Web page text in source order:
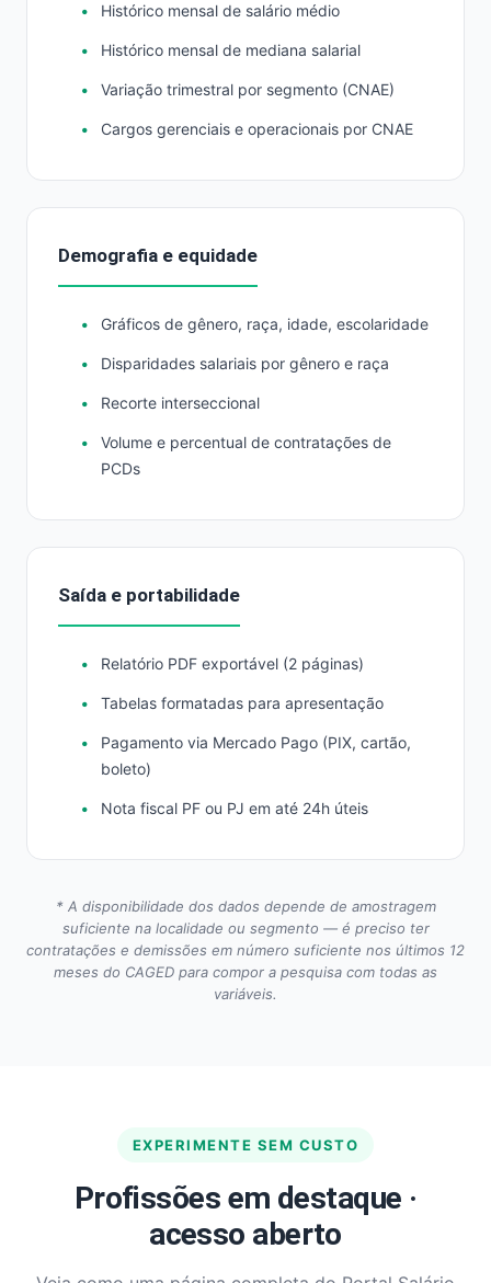
Histórico mensal de salário médio
Histórico mensal de mediana salarial
Variação trimestral por segmento (CNAE)
Cargos gerenciais e operacionais por CNAE
Demografia e equidade
Gráficos de gênero, raça, idade, escolaridade
Disparidades salariais por gênero e raça
Recorte interseccional
Volume e percentual de contratações de
PCDs
Saída e portabilidade
Relatório PDF exportável (2 páginas)
Tabelas formatadas para apresentação
Pagamento via Mercado Pago (PIX, cartão,
boleto)
Nota fiscal PF ou PJ em até 24h úteis
* A disponibilidade dos dados depende de amostragem
suficiente na localidade ou segmento — é preciso ter
contratações e demissões em número suficiente nos últimos 12
meses do CAGED para compor a pesquisa com todas as
variáveis.
EXPERIMENTE SEM CUSTO
Profissões em destaque ·
acesso aberto